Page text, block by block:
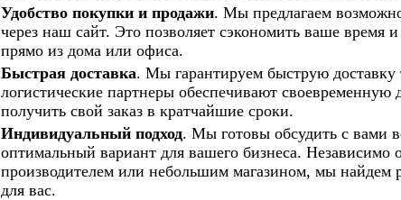
Удобство покупки и продажи. Мы предлагаем
через наш сайт. Это позволяет сэкономить ваше время
прямо из дома или офиса.
Быстрая доставка. Мы гарантируем быструю
логистические партнеры обеспечивают
получить свой заказ в кратчайшие сроки.
Индивидуальный подход. Мы готовы обсудить с вами
оптимальный вариант для вашего бизнеса. Независимо
производителем или небольшим магазином, мы найдем
для вас.